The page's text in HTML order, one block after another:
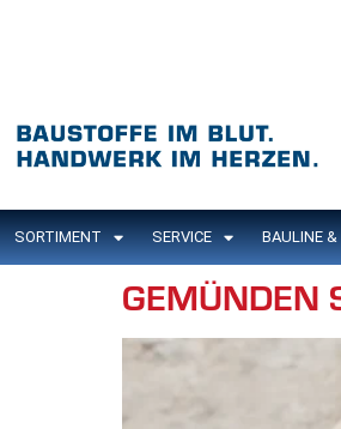
SORTIMENT SERVICE BAULINE
GEMÜNDEN